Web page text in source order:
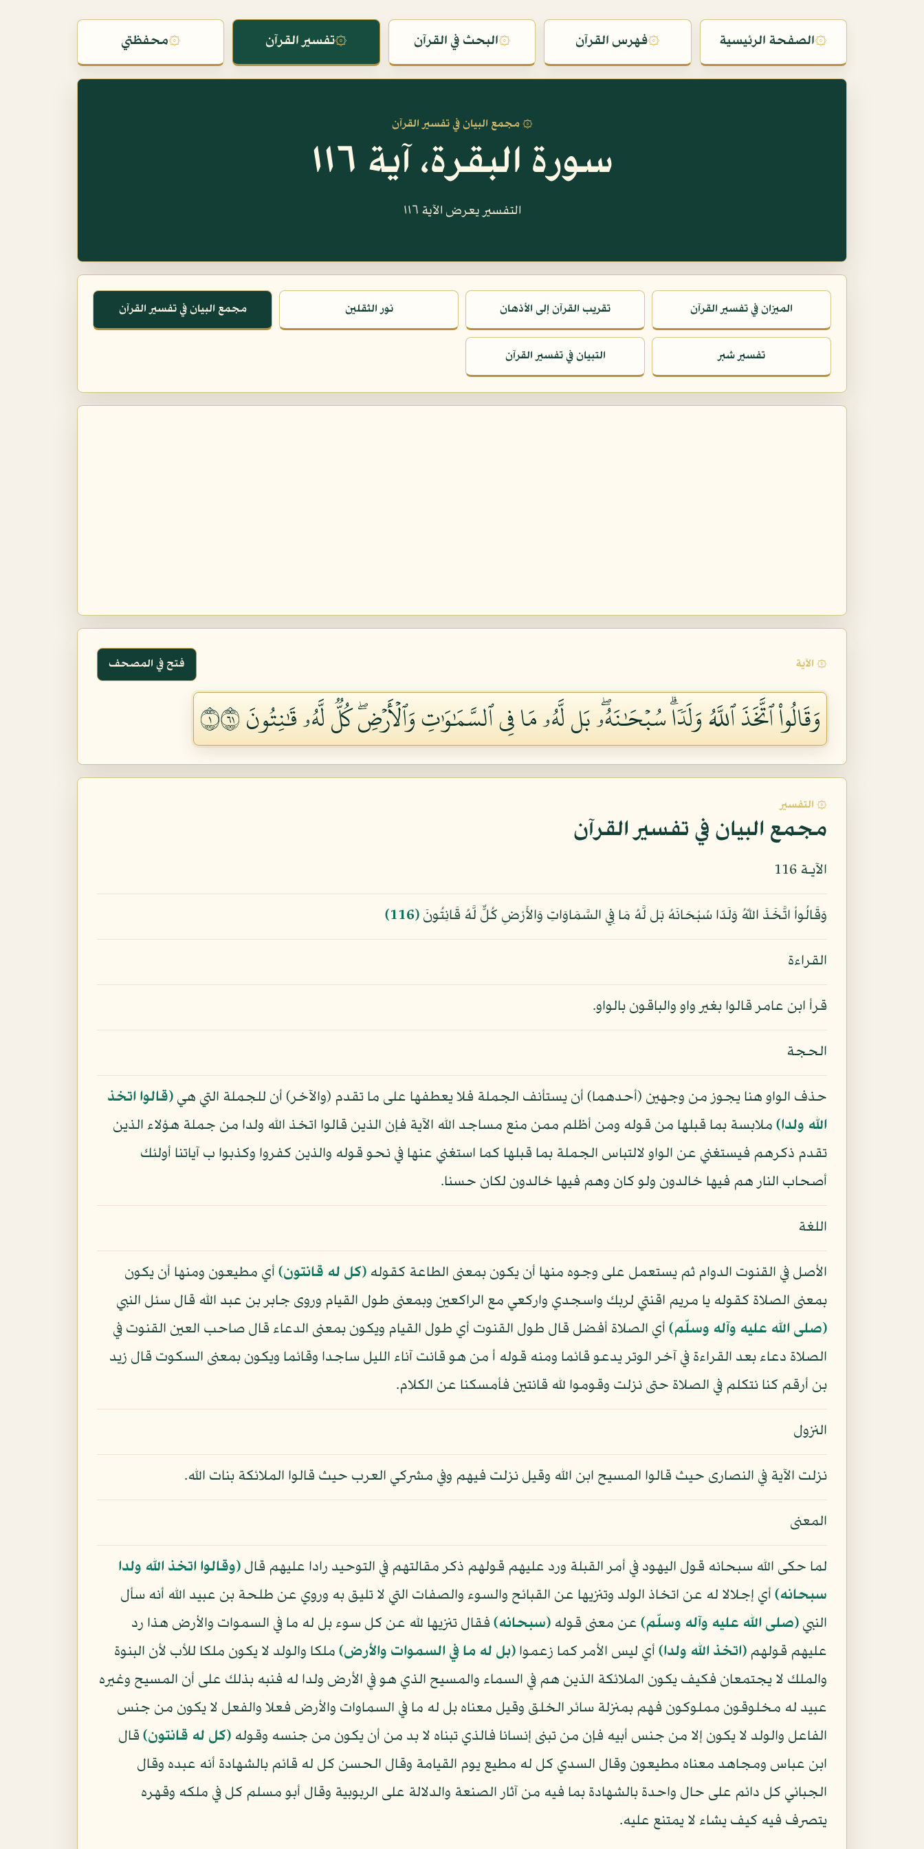
۞الصفحة الرئيسية ۞فهرس القرآن ۞البحث في القرآن ۞تفسير القرآن ۞محفظتي
۞ مجمع البيان في تفسير القرآن
سورة البقرة، آية ١١٦
التفسير يعرض الآية ١١٦
الميزان في تفسير القرآن تقريب القرآن إلى الأذهان نور الثقلين مجمع البيان في تفسير القرآن
تفسير شبر التبيان في تفسير القرآن
۞ الآية فتح في المصحف
وَقَالُواْ ٱتَّخَذَ ٱللَّهُ وَلَدٗاۗ سُبۡحَٰنَهُۥۖ بَل لَّهُۥ مَا فِي ٱلسَّمَٰوَٰتِ وَٱلۡأَرۡضِۖ كُلّٞ لَّهُۥ قَٰنِتُونَ ١١٦
۞ التفسير
مجمع البيان في تفسير القرآن
الآيـة 116
وَقَالُواْ اتَّخَذَ اللّهُ وَلَدًا سُبْحَانَهُ بَل لَّهُ مَا فِي السَّمَاوَاتِ وَالأَرْضِ كُلٌّ لَّهُ قَانِتُونَ ﴿116﴾
القراءة
قرأ ابن عامر قالوا بغير واو والباقون بالواو.
الحجة
حذف الواو هنا يجوز من وجهين (أحدهما) أن يستأنف الجملة فلا يعطفها على ما تقدم (والآخر) أن للجملة التي هي ﴿قالوا اتخذ
الله ولدا﴾ ملابسة بما قبلها من قوله ومن أظلم ممن منع مساجد الله الآية فإن الذين قالوا اتخذ الله ولدا من جملة هؤلاء الذين
تقدم ذكرهم فيستغني عن الواو لالتباس الجملة بما قبلها كما استغني عنها في نحو قوله والذين كفروا وكذبوا ب آياتنا أولئك
أصحاب النار هم فيها خالدون ولو كان وهم فيها خالدون لكان حسنا.
اللغة
الأصل في القنوت الدوام ثم يستعمل على وجوه منها أن يكون بمعنى الطاعة كقوله ﴿كل له قانتون﴾ أي مطيعون ومنها أن يكون
بمعنى الصلاة كقوله يا مريم اقنتي لربك واسجدي واركعي مع الراكعين وبمعنى طول القيام وروى جابر بن عبد الله قال سئل النبي
(صلى الله عليه وآله وسلّم) أي الصلاة أفضل قال طول القنوت أي طول القيام ويكون بمعنى الدعاء قال صاحب العين القنوت في
الصلاة دعاء بعد القراءة في آخر الوتر يدعو قائما ومنه قوله أ من هو قانت آناء الليل ساجدا وقائما ويكون بمعنى السكوت قال زيد
بن أرقم كنا نتكلم في الصلاة حتى نزلت وقوموا لله قانتين فأمسكنا عن الكلام.
النزول
نزلت الآية في النصارى حيث قالوا المسيح ابن الله وقيل نزلت فيهم وفي مشركي العرب حيث قالوا الملائكة بنات الله.
المعنى
لما حكى الله سبحانه قول اليهود في أمر القبلة ورد عليهم قولهم ذكر مقالتهم في التوحيد رادا عليهم قال ﴿وقالوا اتخذ الله ولدا
سبحانه﴾ أي إجلالا له عن اتخاذ الولد وتنزيها عن القبائح والسوء والصفات التي لا تليق به وروي عن طلحة بن عبيد الله أنه سأل
النبي (صلى الله عليه وآله وسلّم) عن معنى قوله ﴿سبحانه﴾ فقال تنزيها لله عن كل سوء بل له ما في السموات والأرض هذا رد
عليهم قولهم ﴿اتخذ الله ولدا﴾ أي ليس الأمر كما زعموا ﴿بل له ما في السموات والأرض﴾ ملكا والولد لا يكون ملكا للأب لأن البنوة
والملك لا يجتمعان فكيف يكون الملائكة الذين هم في السماء والمسيح الذي هو في الأرض ولدا له فنبه بذلك على أن المسيح وغيره
عبيد له مخلوقون مملوكون فهم بمنزلة سائر الخلق وقيل معناه بل له ما في السماوات والأرض فعلا والفعل لا يكون من جنس
الفاعل والولد لا يكون إلا من جنس أبيه فإن من تبنى إنسانا فالذي تبناه لا بد من أن يكون من جنسه وقوله ﴿كل له قانتون﴾ قال
ابن عباس ومجاهد معناه مطيعون وقال السدي كل له مطيع يوم القيامة وقال الحسن كل له قائم بالشهادة أنه عبده وقال
الجبائي كل دائم على حال واحدة بالشهادة بما فيه من آثار الصنعة والدلالة على الربوبية وقال أبو مسلم كل في ملكه وقهره
يتصرف فيه كيف يشاء لا يمتنع عليه.